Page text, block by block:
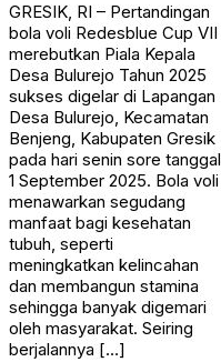
GRESIK, RI – Pertandingan
bola voli Redesblue Cup VII
merebutkan Piala Kepala
Desa Bulurejo Tahun 2025
sukses digelar di Lapangan
Desa Bulurejo, Kecamatan
Benjeng, Kabupaten Gresik
pada hari senin sore tanggal
1 September 2025. Bola voli
menawarkan segudang
manfaat bagi kesehatan
tubuh, seperti
meningkatkan kelincahan
dan membangun stamina
sehingga banyak digemari
oleh masyarakat. Seiring
berjalannya […]